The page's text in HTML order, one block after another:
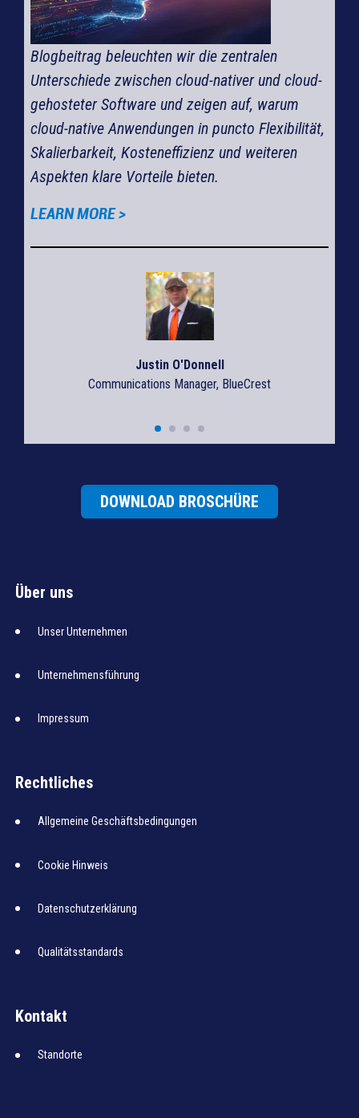
Blogbeitrag beleuchten wir die zentralen
Unterschiede zwischen cloud-nativer und cloud-
gehosteter Software und zeigen auf, warum
cloud-native Anwendungen in puncto Flexibilität,
Skalierbarkeit, Kosteneffizienz und weiteren
Aspekten klare Vorteile bieten.
LEARN MORE >
Justin O'Donnell
Communications Manager, BlueCrest
DOWNLOAD BROSCHÜRE
Über uns
Unser Unternehmen
Unternehmensführung
Impressum
Rechtliches
Allgemeine Geschäftsbedingungen
Cookie Hinweis
Datenschutzerklärung
Qualitätsstandards
Kontakt
Standorte